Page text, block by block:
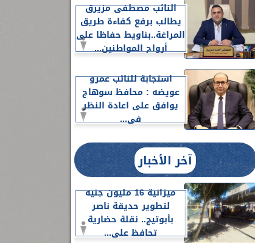
النائب مصطفى مزيرق
يطالب برفع كفاءة طريق
المراغة..بناويط حفاظا على
أرواح المواطنين...
استجابة للنائب عمرو
عويضه : محافظ سوهاج
يوافق على اعادة النظر
فى...
آخر الأخبار
ميزانية 16 مليون جنيه
لتطوير حديقة ناصر
بأبوتيج.. نقلة حضارية
تحافظ على...